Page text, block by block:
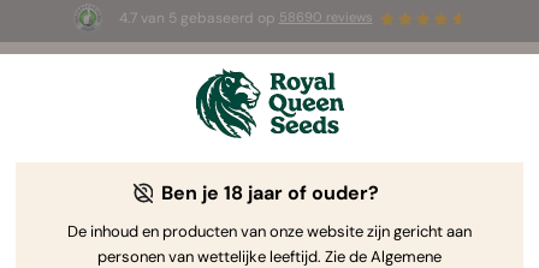
4.7 van 5 gebaseerd op 58690 reviews
☀️ Summer Sales: tot wel 50% korting
op geselecteerde producten! ⏤
The RQS Blog
Ben je 18 jaar of ouder?
De inhoud en producten van onze website zijn gericht aan
personen van wettelijke leeftijd. Zie de Algemene